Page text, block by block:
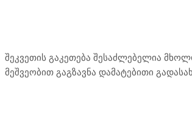
შეკვეთის გაკეთება შესაძლებელია
მეშვეობით გაგზავნა დამატებითი